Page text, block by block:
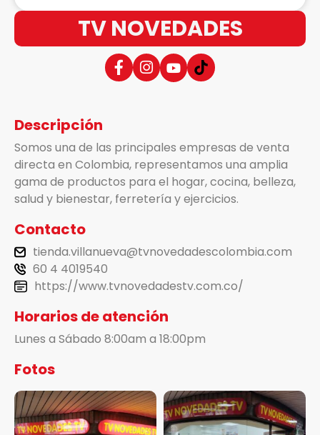
TV NOVEDADES
Descripción
Somos una de las principales empresas de venta
directa en Colombia, representamos una amplia
gama de productos para el hogar, cocina, belleza,
salud y bienestar, ferretería y ejercicios.
Contacto
tienda.villanueva@tvnovedadescolombia.com
60 4 4019540
https://www.tvnovedadestv.com.co/
Horarios de atención
Lunes a Sábado 8:00am a 18:00pm
Fotos